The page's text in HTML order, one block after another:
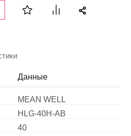
Данные
MEAN WELL
HLG-40H-AB
40